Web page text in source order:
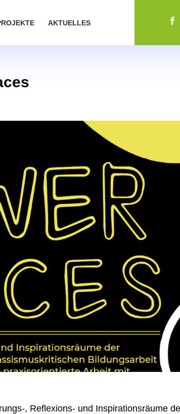
AKTUELLES
, Reflexions- und Inspirationsräume